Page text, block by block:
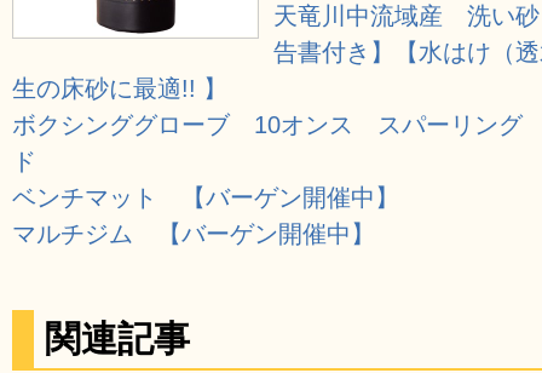
天竜川中流域産 洗い
告書付き】【水はけ（
生の床砂に最適!! 】
ボクシンググローブ 10オンス スパーリン
ド
ベンチマット 【バーゲン開催中】
マルチジム 【バーゲン開催中】
関連記事